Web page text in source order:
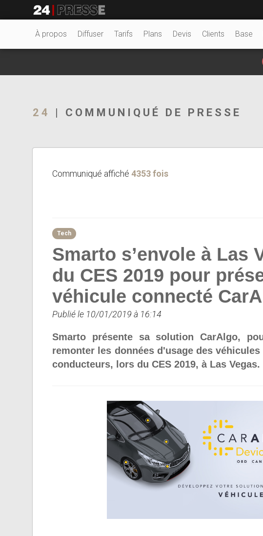
24Presse -
À propos Diffuser Tarifs Plans Devis Clients Base
24 | COMMUNIQUÉ DE PRESSE
Communiqué affiché4353 fois
Tech
Smarto s’envole à Las
du CES 2019 pour
véhicule connecté
Publié le 10/01/2019 à 16:14
Smarto présente sa solution CarAlgo,
remonter les données d'usage des
conducteurs, lors du CES 2019, à Las Vegas.